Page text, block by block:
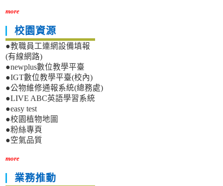
more
校園資源
●教職員工連網設備填報
(有線網路)
●newplus數位教學平臺
●IGT數位教學平臺(校內)
●公物維修通報系統(總務處)
●LIVE ABC英語學習系統
●easy test
●校園植物地圖
●粉絲專頁
●空氣品質
more
業務推動